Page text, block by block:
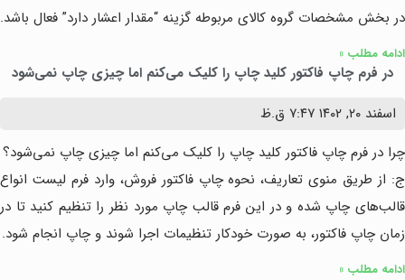
در بخش مشخصات گروه کالای مربوطه گزینه “مقدار اعشار دارد” فعال باشد.
ادامه مطلب »
در فرم چاپ فاکتور کلید چاپ را کلیک می‌کنم اما چیزی چاپ نمی‌شود
اسفند ۲۰, ۱۴۰۲
۷:۴۷ ق.ظ
چرا در فرم چاپ فاکتور کلید چاپ را کلیک می‌کنم اما چیزی چاپ نمی‌شود؟
ج: از طریق منوی تعاریف، نحوه چاپ فاکتور فروش، وارد فرم لیست انواع
قالب‌های چاپ شده و در این فرم قالب چاپ مورد نظر را تنظیم کنید تا در
زمان چاپ فاکتور، به صورت خودکار تنظیمات اجرا شوند و چاپ انجام شود.
ادامه مطلب »